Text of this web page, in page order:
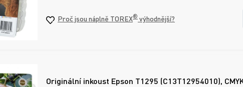
Proč jsou náplně TOREX® výhodnější?
Originální inkoust Epson T1295 (C13T12954010),